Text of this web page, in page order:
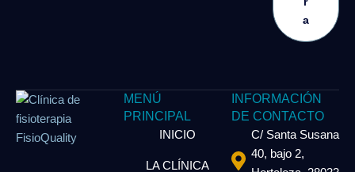
a
MENÚ
PRINCIPAL
INICIO
LA CLÍNICA
INFORMACIÓN
DE CONTACTO
C/ Santa Susana
40, bajo 2,